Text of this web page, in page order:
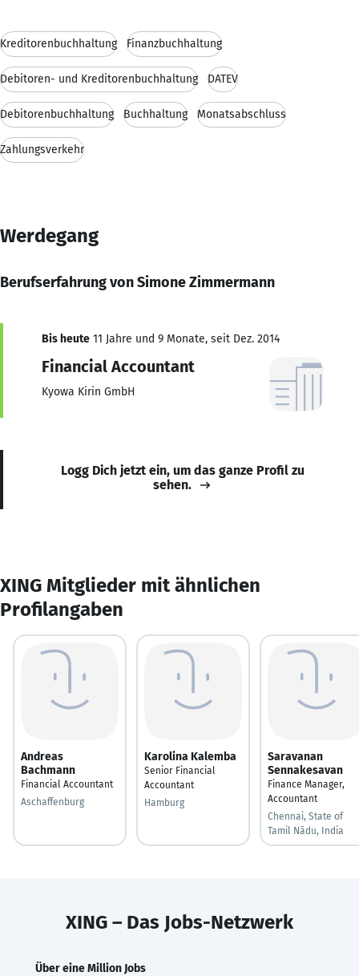
Kreditorenbuchhaltung Finanzbuchhaltung
Debitoren- und Kreditorenbuchhaltung DATEV
Debitorenbuchhaltung Buchhaltung Monatsabschluss
Zahlungsverkehr
Werdegang
Berufserfahrung von Simone Zimmermann
Bis heute 11 Jahre und 9 Monate, seit Dez. 2014
Financial Accountant
Kyowa Kirin GmbH
Logg Dich jetzt ein, um das ganze Profil zu
sehen.
XING Mitglieder mit ähnlichen
Profilangaben
Andreas
Bachmann
Financial Accountant
Aschaffenburg
Karolina Kalemba
Senior Financial
Accountant
Hamburg
Saravanan
Sennakesavan
Finance Manager,
Accountant
Chennai, State of
Tamil Nādu, India
XING – Das Jobs-Netzwerk
Über eine Million Jobs